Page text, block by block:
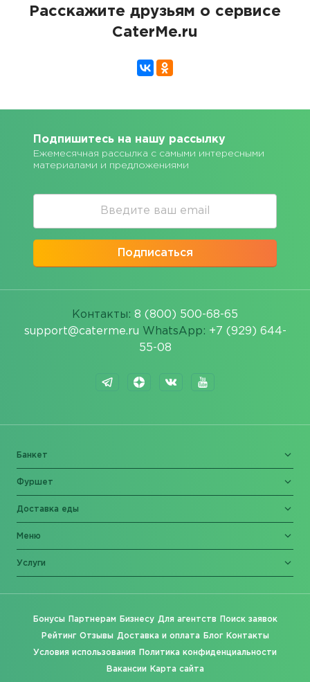
Расскажите друзьям о сервисе
CaterMe.ru
Подпишитесь на нашу рассылку
Ежемесячная рассылка с самыми интересными
материалами и предложениями
Подписаться
Контакты: 8 (800) 500-68-65
support@caterme.ru WhatsApp: +7 (929) 644-
55-08
Банкет
Фуршет
Доставка еды
Меню
Услуги
Бонусы Партнерам Бизнесу Для агентств Поиск заявок
Рейтинг Отзывы Доставка и оплата Блог Контакты
Условия использования Политика конфиденциальности
Вакансии Карта сайта